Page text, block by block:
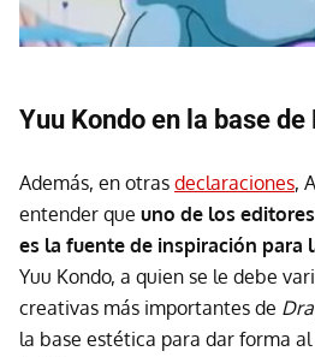
Yuu Kondo en la base de
Además, en otras declaraciones,
entender que uno de los
es la fuente de inspiración para
Yuu Kondo, a quien se le debe
creativas más importantes de
la base estética para dar forma